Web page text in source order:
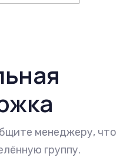
менеджеру, что
группу.